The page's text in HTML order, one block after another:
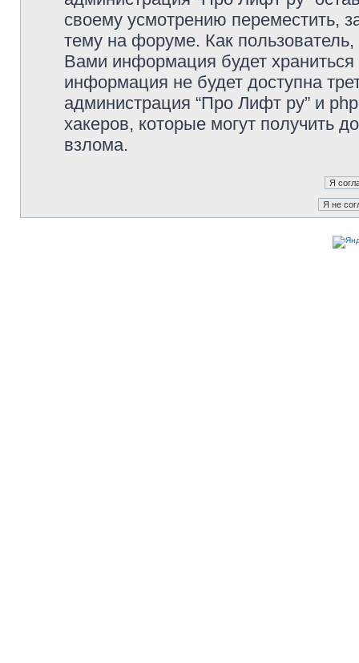
своему усмотрению переместить,
тему на форуме. Как
Вами информация будет
информация не будет доступна
администрация “Про Лифт ру” и
хакеров, которые могут получить
взлома.